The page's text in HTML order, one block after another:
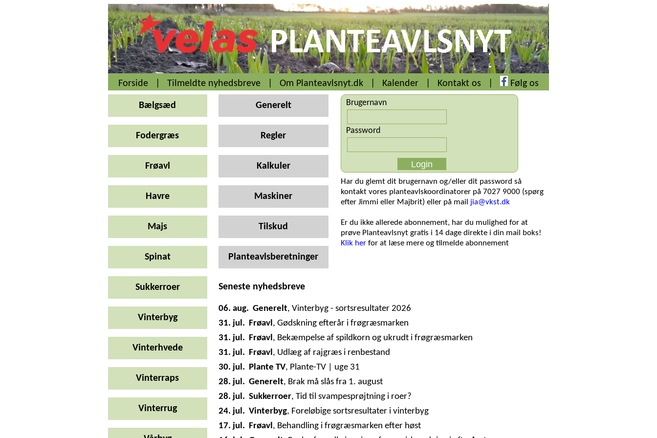
Forside Tilmeldte nyhedsbreve Om Planteavlsnyt.dk Kalender Kontakt os Følg os
Bælgsæd
Fodergræs
Frøavl
Havre
Majs
Spinat
Sukkerroer
Vinterbyg
Vinterhvede
Vinterraps
Vinterrug
Generelt
Regler
Kalkuler
Maskiner
Tilskud
Planteavlsberetninger
Brugernavn
Password
Har du glemt dit brugernavn og/eller dit password så
kontakt vores planteavlskoordinatorer på 7027 9000 (spørg
efter Jimmi eller Majbrit) eller på mail jia@vkst.dk
Er du ikke allerede abonnement, har du mulighed for at
prøve Planteavlsnyt gratis i 14 dage direkte i din mail boks!
Klik herfor at læse mere og tilmelde abonnement
Seneste nyhedsbreve
06. aug. Generelt, Vinterbyg - sortsresultater 2026
31. jul. Frøavl, Gødskning efterår i frøgræsmarken
31. jul. Frøavl, Bekæmpelse af spildkorn og ukrudt i frøgræsmarken
31. jul. Frøavl, Udlæg af rajgræs i renbestand
30. jul. Plante TV, Plante-TV | uge 31
28. jul. Generelt, Brak må slås fra 1. august
28. jul. Sukkerroer, Tid til svampesprøjtning i roer?
24. jul. Vinterbyg, Foreløbige sortsresultater i vinterbyg
17. jul. Frøavl, Behandling i frøgræsmarken efter høst